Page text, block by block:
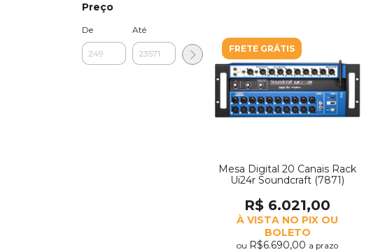
Preço
De Até
FRETE GRÁTIS
Mesa Digital 20 Canais Rack
Ui24r Soundcraft (7871)
R$ 6.021,00
À VISTA NO PIX OU
BOLETO
ou R$6.690,00 a prazo